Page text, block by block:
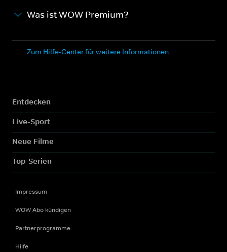
Was ist WOW Premium?
Zum Hilfe-Center für weitere Informationen
Entdecken
Live-Sport
Neue Filme
Top-Serien
Impressum
WOW Abo kündigen
Partnerprogramme
Hilfe